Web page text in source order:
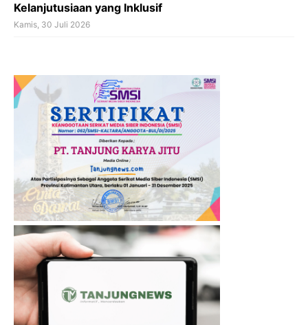
Kelanjutusiaan yang Inklusif
Kamis, 30 Juli 2026